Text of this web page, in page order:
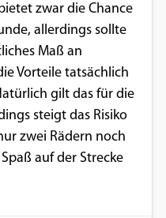
zwar die Chance
allerdings sollte
Maß an
Vorteile tatsächlich
gilt das für die
steigt das Risiko
zwei Rädern noch
auf der Strecke